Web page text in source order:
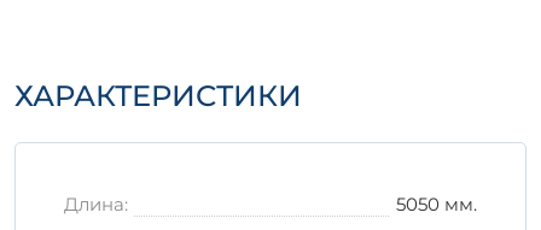
эксплуатационных характеристик изделия
1П 6-2 АтVIт в, крайне важно соблюдать
поверхности для предотвращения
ХАРАКТЕРИСТИКИ
Длина:
5050 мм.